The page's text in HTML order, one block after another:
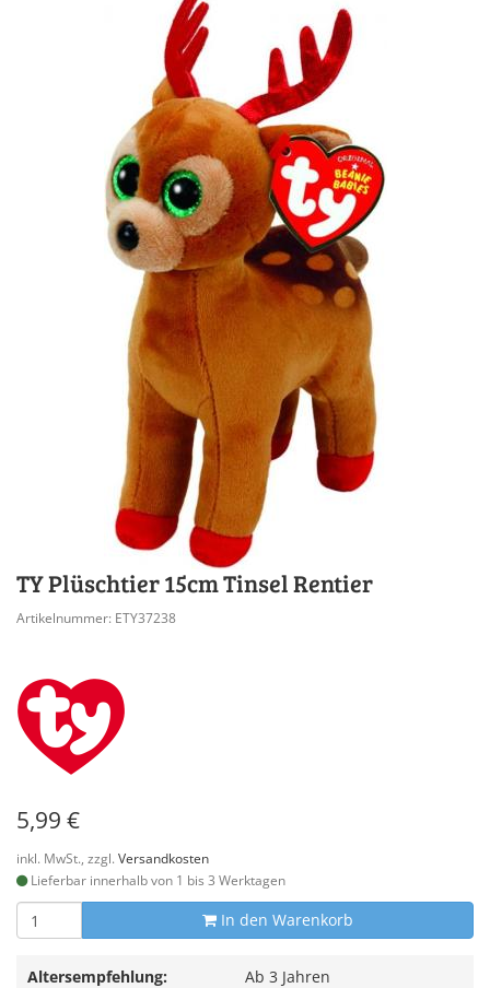
TY Plüschtier 15cm Tinsel Rentier
Artikelnummer: ETY37238
5,99 €
inkl. MwSt., zzgl. Versandkosten
Lieferbar innerhalb von 1 bis 3 Werktagen
In den Warenkorb
Altersempfehlung:
Ab 3 Jahren